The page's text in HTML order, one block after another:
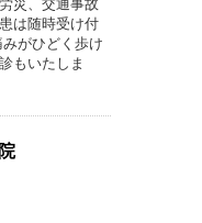
災、交通事故
は随時受け付
がひどく歩け
もいたしま